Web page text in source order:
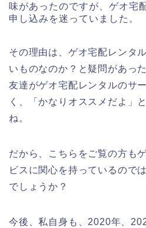
味があったのですが、ゲオ宅
申し込みを迷っていました。
その理由は、ゲオ宅配レンタ
いものなのか？と疑問があっ
友達がゲオ宅配レンタルのサ
く、「かなりオススメだよ」
ね。
だから、こちらをご覧の方も
ビスに関心を持っているので
でしょうか？
今後、私自身も、2020年、